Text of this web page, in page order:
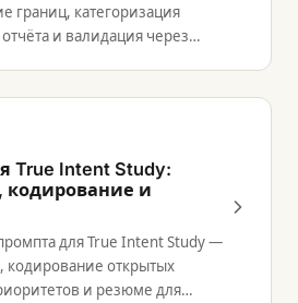
границ, категоризация
и валидация через
True Intent Study:
кодирование и
для True Intent Study —
кодирование открытых
и резюме для